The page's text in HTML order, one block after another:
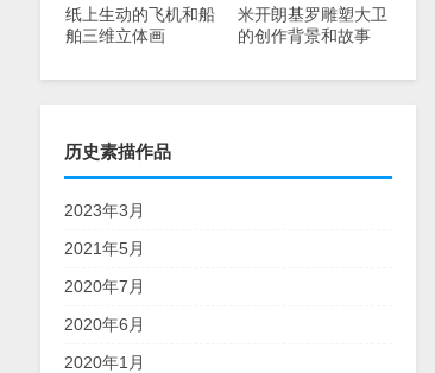
纸上生动的飞机和船
舶三维立体画
米开朗基罗雕塑大卫
的创作背景和故事
历史素描作品
2023年3月
2021年5月
2020年7月
2020年6月
2020年1月